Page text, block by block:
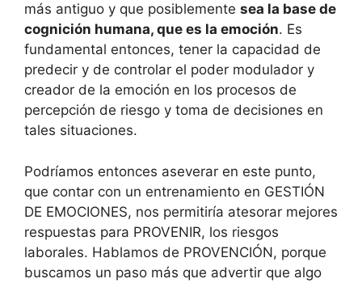
más antiguo y que posiblemente sea la base de
cognición humana, que es la emoción. Es
fundamental entonces, tener la capacidad de
predecir y de controlar el poder modulador y
creador de la emoción en los procesos de
percepción de riesgo y toma de decisiones en
tales situaciones.
Podríamos entonces aseverar en este punto,
que contar con un entrenamiento en GESTIÓN
DE EMOCIONES, nos permitiría atesorar mejores
respuestas para PROVENIR, los riesgos
laborales. Hablamos de PROVENCIÓN, porque
buscamos un paso más que advertir que algo